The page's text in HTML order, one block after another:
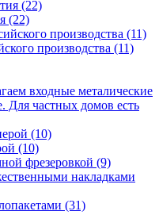
(22)
производства (11)
входные металические
Для частных домов есть
(10)
фрезеровкой (9)
накладками
(31)